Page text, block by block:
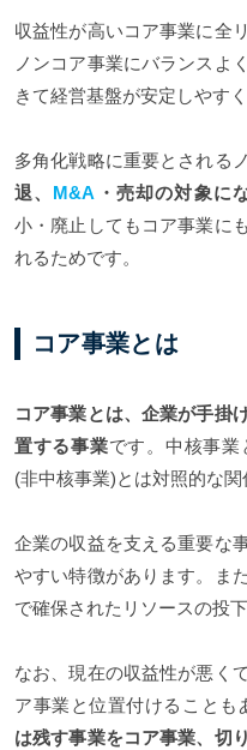
収益性が高いコア事業に全
ノンコア事業にバランスよ
きて経営基盤が安定しやすく
多角化戦略に重要とされる
退、 M&A ・売却の対象に
小・廃止してもコア事業に
れるためです。
コア事業とは
コア事業とは、企業が手掛
置する事業です。中核事
(非中核事業)とは対照的な関
企業の収益を支える重要な
やすい特徴があります。ま
で確保されたリソースの投
なお、現在の収益性が悪く
ア事業と位置付けることも
は残す事業をコア事業、切